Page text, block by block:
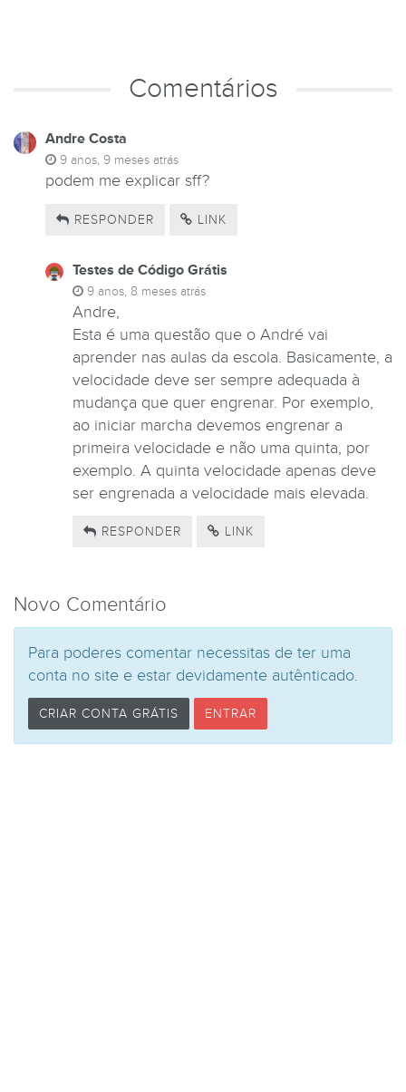
Comentários
Andre Costa
9 anos, 9 meses atrás
podem me explicar sff?
RESPONDER LINK
Testes de Código Grátis
9 anos, 8 meses atrás
Andre,
Esta é uma questão que o André vai
aprender nas aulas da escola. Basicamente, a
velocidade deve ser sempre adequada à
mudança que quer engrenar. Por exemplo,
ao iniciar marcha devemos engrenar a
primeira velocidade e não uma quinta, por
exemplo. A quinta velocidade apenas deve
ser engrenada a velocidade mais elevada.
RESPONDER LINK
Novo Comentário
Para poderes comentar necessitas de ter uma
conta no site e estar devidamente autênticado.
CRIAR CONTA GRÁTIS ENTRAR